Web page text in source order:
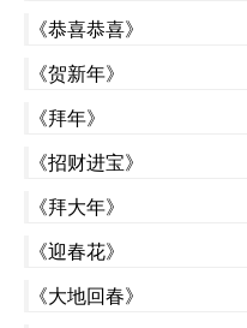
《恭喜恭喜》
《贺新年》
《拜年》
《招财进宝》
《拜大年》
《迎春花》
《大地回春》